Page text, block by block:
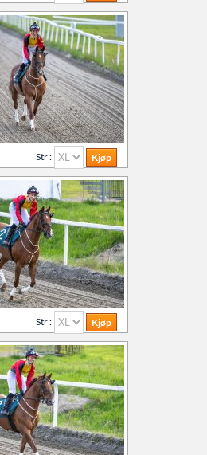
Str :
Str :